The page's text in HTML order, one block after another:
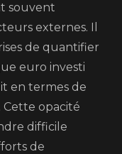
souvent
externes. Il
de quantifier
euro investi
en termes de
Cette opacité
difficile
de